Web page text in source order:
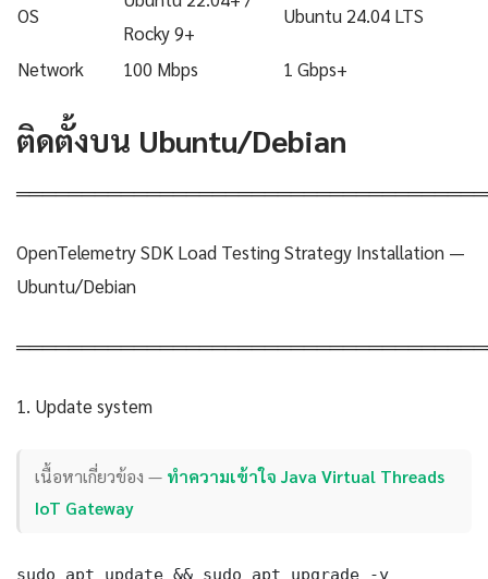
OS
Rocky 9+
Ubuntu 24.04 LTS
Network 100 Mbps 1 Gbps+
ติดตั้งบน Ubuntu/Debian
OpenTelemetry SDK Load Testing Strategy Installation —
Ubuntu/Debian
1. Update system
เนื้อหาเกี่ยวข้อง — ทำความเข้าใจ Java Virtual Threads
IoT Gateway
sudo apt update && sudo apt upgrade -y